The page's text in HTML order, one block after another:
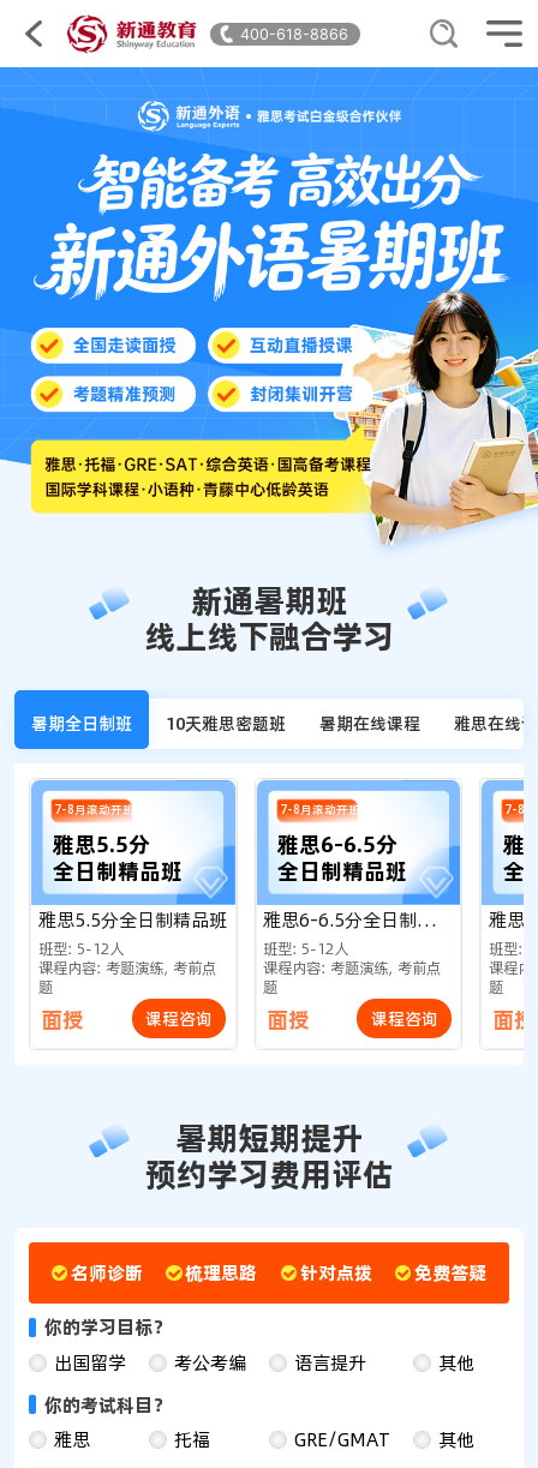
400-618-8866
新通暑期班
线上线下融合学习
暑期全日制班 10天雅思密题班 暑期在线课程 雅思在线
7-8月滚动开班
雅思5.5分
全日制精品班
雅思5.5分全日制精品班
班型：5-12人
课程内容：考题演练，考前点
题
面授 课程咨询
7-8月滚动开班
雅思6-6.5分
全日制精品班
雅思6-6.5分全日制精品班
班型：5-12人
课程内容：考题演练，考前点
题
面授 课程咨询
7-8
雅
全
雅思
班型：
课程内
题
面授
暑期短期提升
预约学习费用评估
名师诊断 梳理思路 针对点拨 免费答疑
你的学习目标？
出国留学
考公考编 语言提升
其他
你的考试科目？
雅思
托福 GRE/GMAT
其他